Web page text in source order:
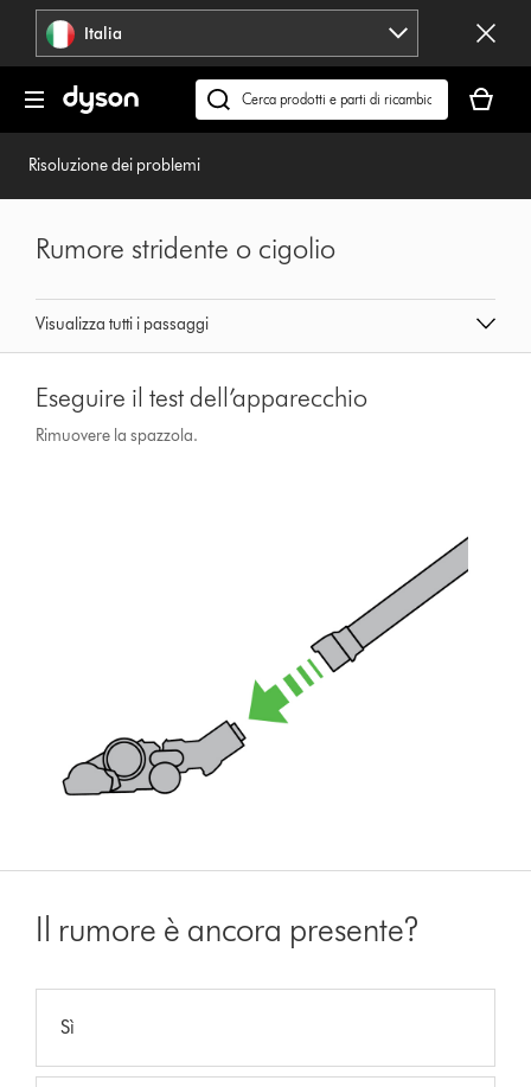
navigazione Italia
Cerca
su
carrello
è
Risoluzione dei problemi
Visualizza tutti i passaggi
Rumore stridente o cigolio
Eseguire il test dell’apparecchio
Rimuovere la spazzola.
Il rumore è ancora presente?
Sì